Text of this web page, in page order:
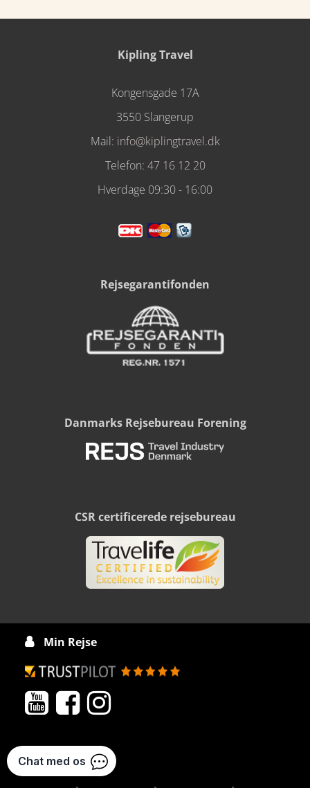
Kipling Travel
Kongensgade 17A
3550 Slangerup
Mail: info@kiplingtravel.dk
Telefon: 47 16 12 20
Hverdage 09:30 - 16:00
Rejsegarantifonden
Danmarks Rejsebureau Forening
CSR certificerede rejsebureau
 Min Rejse
  